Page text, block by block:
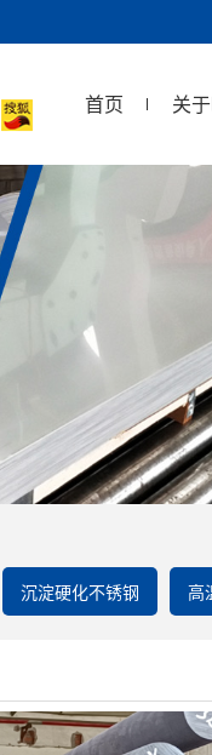
首页 关
沉淀硬化不锈钢 高